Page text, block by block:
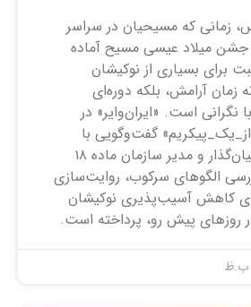
زمانی که مسیحیان در سراسر
جشن میلاد عیسی مسیح آماده
برای بسیاری از نوکیشان
زمان آرامش، بلکه دوره‌ای
نگرانی است. «ایران‌وایر» در
گفت‌وگویی با
«منصور برجی»، بنیان‌گذار و مدیر سازمان ماده ۱۸
الگوهای سرکوب، روایت‌سازی
کاهش آسیب‌پذیری نوکیشان
روزهای پیش رو، پرداخته است.